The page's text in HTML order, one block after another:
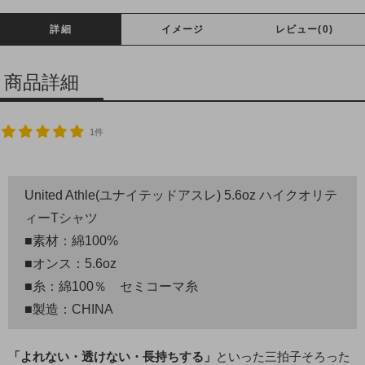
詳細 イメージ レビュー(0)
商品詳細
1件
United Athle(ユナイテッドアスレ) 5.6oz ハイクオリテ
ィーTシャツ
■素材：綿100%
■オンス：5.6oz
■糸：綿100％ セミコーマ糸
■製造：CHINA
「よれない・透けない・長持ちする」 といった三拍子そろった